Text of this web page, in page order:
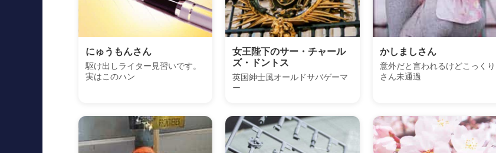
にゅうもんさん
駆け出しライター見習いです。
実はこのハン
女王陛下のサー・チャール
ズ・ドントス
英国紳士風オールドサバゲーマ
ー
かしましさん
意外だと言われるけどこっくり
さん未通過